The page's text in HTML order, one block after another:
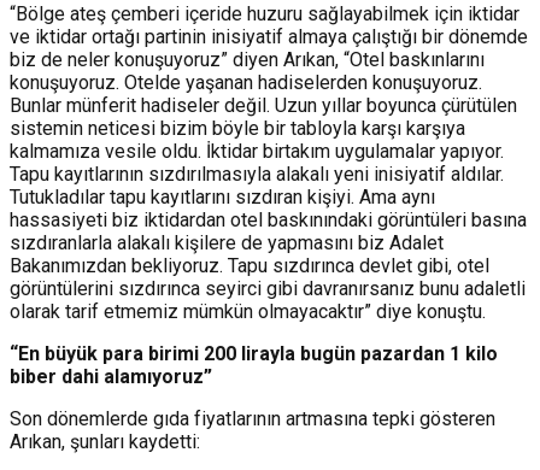
“Bölge ateş çemberi içeride huzuru sağlayabilmek için iktidar
ve iktidar ortağı partinin inisiyatif almaya çalıştığı bir dönemde
biz de neler konuşuyoruz” diyen Arıkan, “Otel baskınlarını
konuşuyoruz. Otelde yaşanan hadiselerden konuşuyoruz.
Bunlar münferit hadiseler değil. Uzun yıllar boyunca çürütülen
sistemin neticesi bizim böyle bir tabloyla karşı karşıya
kalmamıza vesile oldu. İktidar birtakım uygulamalar yapıyor.
Tapu kayıtlarının sızdırılmasıyla alakalı yeni inisiyatif aldılar.
Tutukladılar tapu kayıtlarını sızdıran kişiyi. Ama aynı
hassasiyeti biz iktidardan otel baskınındaki görüntüleri basına
sızdıranlarla alakalı kişilere de yapmasını biz Adalet
Bakanımızdan bekliyoruz. Tapu sızdırınca devlet gibi, otel
görüntülerini sızdırınca seyirci gibi davranırsanız bunu adaletli
olarak tarif etmemiz mümkün olmayacaktır” diye konuştu.
“En büyük para birimi 200 lirayla bugün pazardan 1 kilo
biber dahi alamıyoruz”
Son dönemlerde gıda fiyatlarının artmasına tepki gösteren
Arıkan, şunları kaydetti: